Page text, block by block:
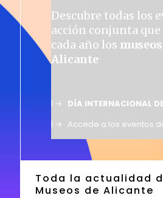
Descubre todas los
acción conjunta
cada año los
Alicante
| → DÍA INTERNACIONAL
| → Accede a los eventos
Toda la actualidad
Museos de Alicante